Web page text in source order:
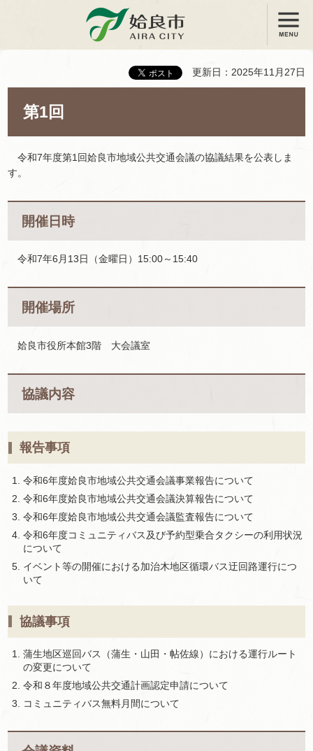
姶良市 メニュー
更新日：2025年11月27日
第1回
令和7年度第1回姶良市地域公共交通会議の協議結果を公表しま
す。
開催日時
令和7年6月13日（金曜日）15:00～15:40
開催場所
姶良市役所本館3階 大会議室
協議内容
報告事項
令和6年度姶良市地域公共交通会議事業報告について
令和6年度姶良市地域公共交通会議決算報告について
令和6年度姶良市地域公共交通会議監査報告について
令和6年度コミュニティバス及び予約型乗合タクシーの利用状況
について
イベント等の開催における加治木地区循環バス迂回路運行につ
いて
協議事項
蒲生地区巡回バス（蒲生・山田・帖佐線）における運行ルート
の変更について
令和８年度地域公共交通計画認定申請について
コミュニティバス無料月間について